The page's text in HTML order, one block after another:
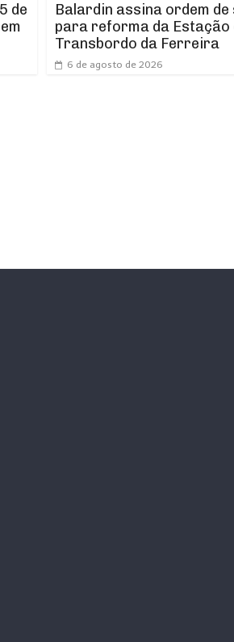
de
Balardin assina ordem
para reforma da Estação
Transbordo da Ferreira
6 de agosto de 2026